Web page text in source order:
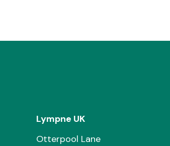
Lympne UK
Otterpool Lane